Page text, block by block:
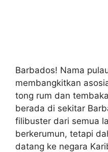
Barbados! Nama
membangkitkan
tong rum dan
berada di sekitar
filibuster dari semua
berkerumun, tetapi
datang ke negara